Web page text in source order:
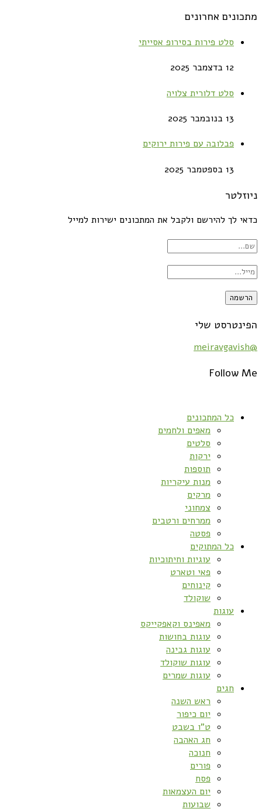
מתכונים אחרונים
סלט פירות בסירופ אסייתי
12 בדצמבר 2025
סלט דלורית צלויה
13 בנובמבר 2025
פבלובה עם פירות ירוקים
13 בספטמבר 2025
ניוזלטר
כדאי לך להירשם ולקבל את המתכונים ישירות למייל
הפינטרסט שלי
@meiravgavish
Follow Me
כל המתכונים
מאפים ולחמים
סלטים
ירקות
תוספות
מנות עיקריות
מרקים
צמחוני
ממרחים ורטבים
פסטה
כל המתוקים
עוגיות וחיתוכיות
פאי וטארט
קינוחים
שוקולד
עוגות
מאפינס וקאפקייקס
עוגות בחושות
עוגות גבינה
עוגות שוקולד
עוגות שמרים
חגים
ראש השנה
יום כיפור
ט”ו בשבט
חג האהבה
חנוכה
פורים
פסח
יום העצמאות
שבועות